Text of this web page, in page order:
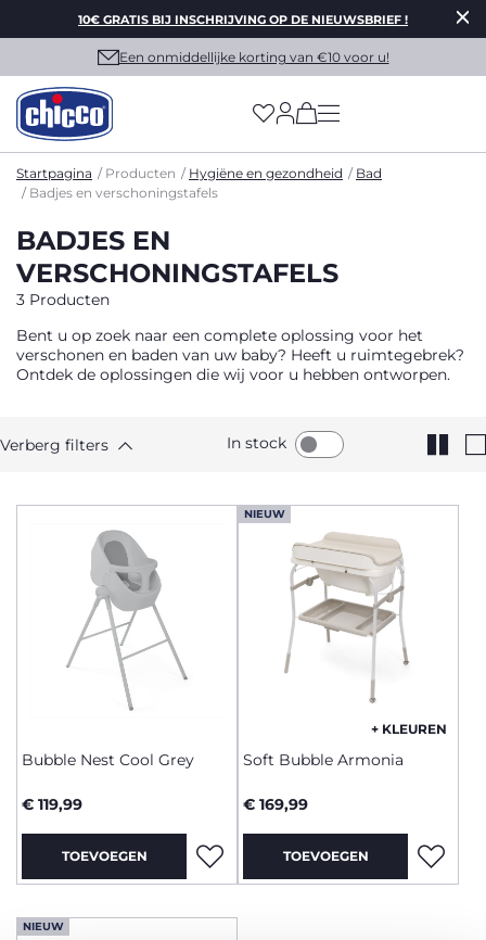
10€ GRATIS BIJ INSCHRIJVING OP DE NIEUWSBRIEF !
Een onmiddellijke korting van €10 voor u!
(has more options
Startpagina Producten Hygiëne en gezondheid
Bad
Badjes en verschoningstafels
BADJES EN
VERSCHONINGSTAFELS
3 Producten
Bent u op zoek naar een complete oplossing voor het
verschonen en baden van uw baby? Heeft u ruimtegebrek?
Ontdek de oplossingen die wij voor u hebben ontworpen.
Verberg filters In stock
Bubble Nest Cool Grey
€ 119,99
TOEVOEGEN
NIEUW
+ KLEUREN
Soft Bubble Armonia
€ 169,99
TOEVOEGEN
NIEUW